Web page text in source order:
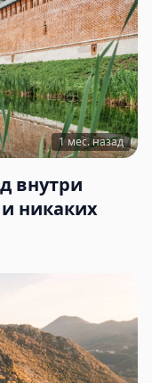
1 мес. назад
внутри
никаких